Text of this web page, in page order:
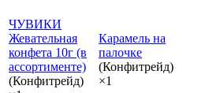
ЧУВИКИ
Жевательная
конфета 10г (в
ассортименте)
(Конфитрейд)
Карамель на
палочке
(Конфитрейд)
×1